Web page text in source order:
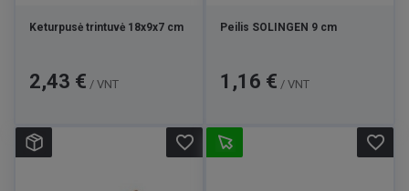
Keturpusė trintuvė 18x9x7 cm
Kaina
2,43 € / VNT
Peilis SOLINGEN 9 cm
Kaina
1,16 € / VNT
favorite_border favorite_border